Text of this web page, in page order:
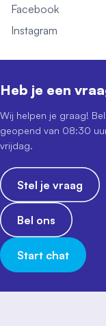
Facebook
Instagram
Heb je een
Wij helpen je graag!
geopend van 08:30
vrijdag.
Stel je vraag
Bel ons
Start chat